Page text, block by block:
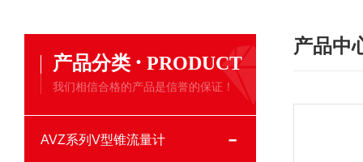
产品分类 · PRODUCT
我们相信合格的产品是信誉的保证！
AVZ系列V型锥流量计
产品中